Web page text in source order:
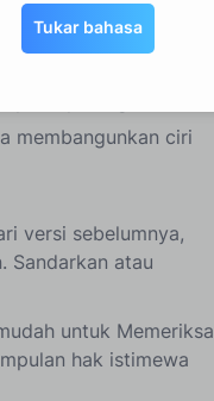
Tukar bahasa
RDS-Knight adalah
dioptimumkan.
pelbagai data
membangunkan ciri
versi sebelumnya,
Sandarkan atau
untuk Memeriksa
hak istimewa